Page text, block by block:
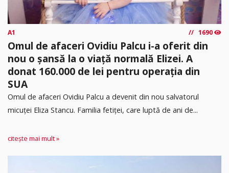
A1 1690
Omul de afaceri Ovidiu Palcu i-a oferit din
nou o șansă la o viață normală Elizei. A
donat 160.000 de lei pentru operația din
SUA
Omul de afaceri Ovidiu Palcu a devenit din nou salvatorul
micuței Eliza Stancu. Familia fetiței, care luptă de ani de...
citește mai mult »